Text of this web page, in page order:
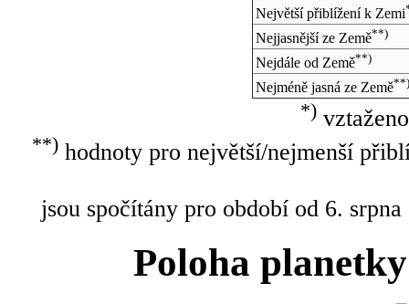
Největší přiblížení k Zemi
Nejjasnější ze Země**)
Nejdále od Země**)
Nejméně jasná ze Země**)
*)
**)hodnoty pro největší/nejmenší
jsou spočítány pro období od 6.
Poloha